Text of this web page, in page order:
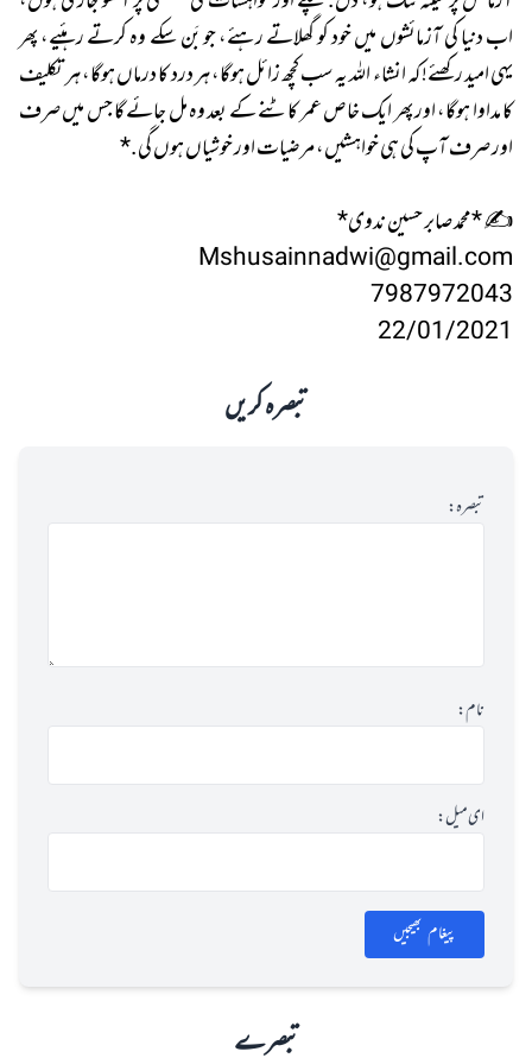
اب دنیا کی آزمائشوں میں خود کو گھلاتے رہئے، جو بَن سکے وہ کرتے رہئیے، پھر
یہی امید رکھئے! کہ انشاء اللہ یہ سب کچھ زائل ہوگا، ہر درد کا درماں ہوگا، ہر تکلیف
کا مداوا ہوگا، اور پھر ایک خاص عمر کاٹنے کے بعد وہ مل جائے گا جس میں صرف
اور صرف آپ کی ہی خواہشیں، مرضیات اور خوشیاں ہوں گی.*
✍ *محمد صابر حسین ندوی*
Mshusainnadwi@gmail.com
7987972043
22/01/2021
تبصرہ کریں
تبصرہ:
نام:
ای میل:
پیغام بھیجیں
تبصرے